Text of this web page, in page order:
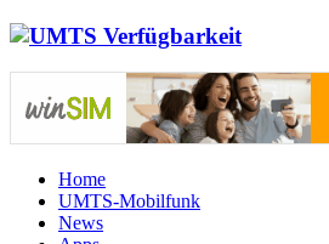
Home
UMTS-Mobilfunk
News